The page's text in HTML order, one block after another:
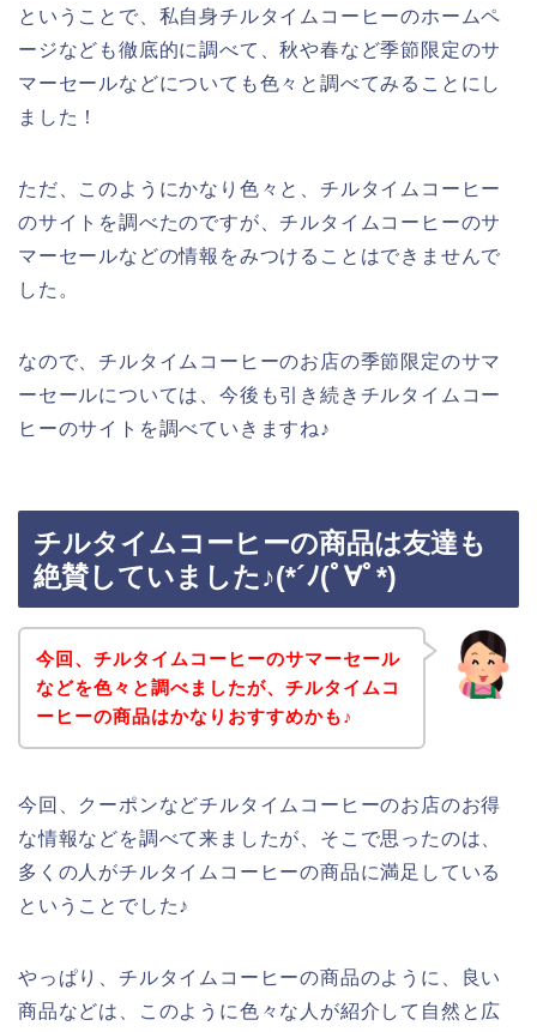
ということで、私自身チルタイムコーヒーのホームペ
ージなども徹底的に調べて、秋や春など季節限定のサ
マーセールなどについても色々と調べてみることにし
ました！
ただ、このようにかなり色々と、チルタイムコーヒー
のサイトを調べたのですが、チルタイムコーヒーのサ
マーセールなどの情報をみつけることはできませんで
した。
なので、チルタイムコーヒーのお店の季節限定のサマ
ーセールについては、今後も引き続きチルタイムコー
ヒーのサイトを調べていきますね♪
チルタイムコーヒーの商品は友達も
絶賛していました♪(*´ﾉ(ﾟ∀ﾟ*)
今回、チルタイムコーヒーのサマーセール
などを色々と調べましたが、チルタイムコ
ーヒーの商品はかなりおすすめかも♪
今回、クーポンなどチルタイムコーヒーのお店のお得
な情報などを調べて来ましたが、そこで思ったのは、
多くの人がチルタイムコーヒーの商品に満足している
ということでした♪
やっぱり、チルタイムコーヒーの商品のように、良い
商品などは、このように色々な人が紹介して自然と広